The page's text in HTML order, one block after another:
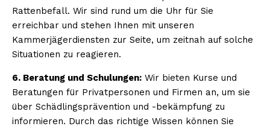
Rattenbefall. Wir sind rund um die Uhr für Sie
erreichbar und stehen Ihnen mit unseren
Kammerjägerdiensten zur Seite, um zeitnah auf solche
Situationen zu reagieren.
6. Beratung und Schulungen: Wir bieten Kurse und
Beratungen für Privatpersonen und Firmen an, um sie
über Schädlingsprävention und -bekämpfung zu
informieren. Durch das richtige Wissen können Sie